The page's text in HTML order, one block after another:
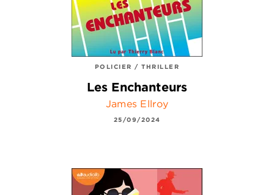
POLICIER / THRILLER
Les Enchanteurs
James Ellroy
25/09/2024